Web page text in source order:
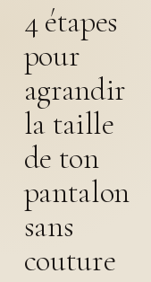
4 étapes
pour
agrandir
la taille
de ton
pantalon
sans
couture